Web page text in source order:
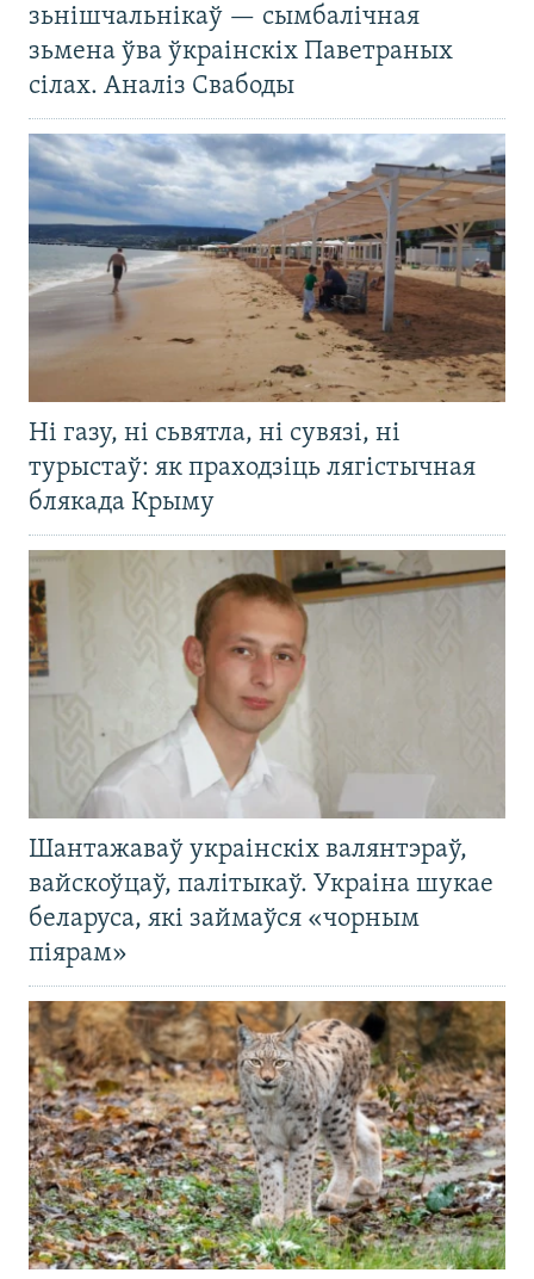
зьнішчальнікаў — сымбалічная
зьмена ўва ўкраінскіх Паветраных
сілах. Аналіз Свабоды
Ні газу, ні сьвятла, ні сувязі, ні
турыстаў: як праходзіць лягістычная
блякада Крыму
Шантажаваў украінскіх валянтэраў,
вайскоўцаў, палітыкаў. Украіна шукае
беларуса, які займаўся «чорным
піярам»